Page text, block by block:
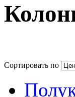
Сортировать по